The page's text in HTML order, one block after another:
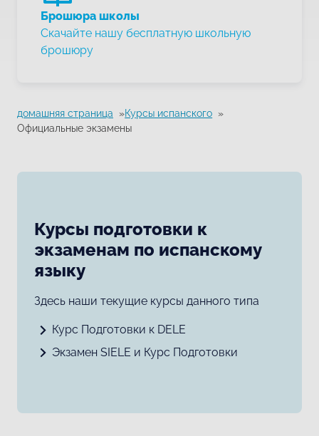
Брошюра школы
Скачайте нашу бесплатную школьную
брошюру
домашняя страница
Курсы испанского
Официальные экзамены
Курсы подготовки к
экзаменам по испанскому
языку
Здесь наши текущие курсы данного типа
Курс Подготовки к DELE
Экзамен SIELE и Курс Подготовки